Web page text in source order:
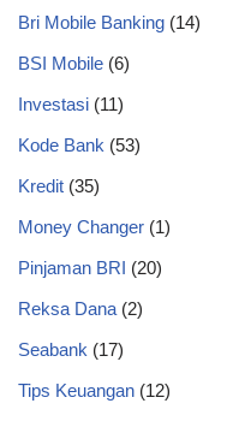
Bri Mobile Banking (14)
BSI Mobile (6)
Investasi (11)
Kode Bank (53)
Kredit (35)
Money Changer (1)
Pinjaman BRI (20)
Reksa Dana (2)
Seabank (17)
Tips Keuangan (12)